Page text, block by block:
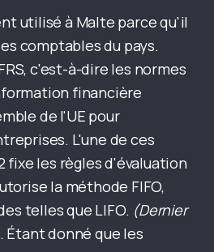
utilisé à Malte parce qu'il
comptables du pays.
c'est-à-dire les normes
financière
de l'UE pour
L'une de ces
fixe les règles d'évaluation
la méthode FIFO,
telles que LIFO. (Dernier
. Étant donné que les